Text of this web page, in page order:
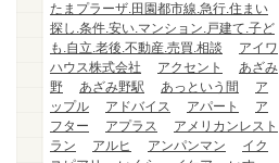
たまプラーザ.田園都市線.急行.住まい
探し.条件.安い.マンション.戸建て.子ど
も.自立.老後.不動産.売買.相談
アイワ
ハウス株式会社
アクセント
あざみ
野
あざみ野駅 あっという間
ア
ップル
アドバイス アパート
ア
フター
アプラス
アメリカンレスト
ラン
アルヒ アンパンマン
イク